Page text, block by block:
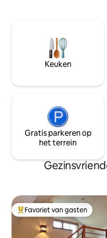
picknickplaats en
Paarden grazen buiten je
dieren zijn er in overvloed.
zijn welkom tegen een
zonder roken.
Keuken
Gratis parkeren op
het terrein
Topfavoriet van gasten
Favoriet van gasten